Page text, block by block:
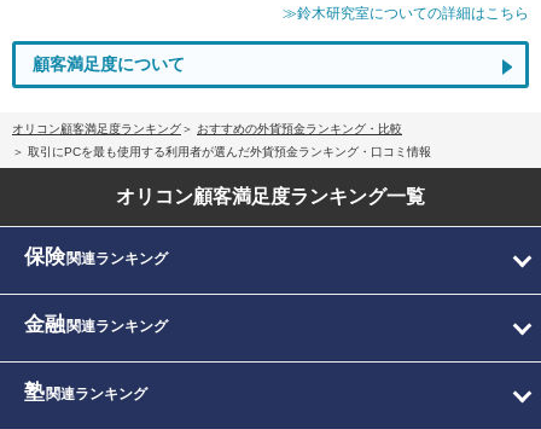
≫鈴木研究室についての詳細はこちら
顧客満足度について
オリコン顧客満足度ランキング
おすすめの外貨預金ランキング・比較
取引にPCを最も使用する利用者が選んだ外貨預金ランキング・口コミ情報
オリコン顧客満足度ランキング一覧
保険関連ランキング
金融関連ランキング
塾関連ランキング